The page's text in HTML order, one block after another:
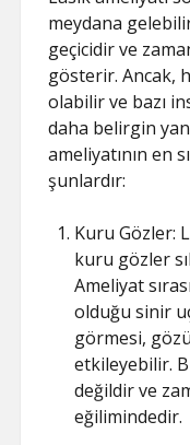
meydana
geçicidir ve
gösterir. Ancak,
olabilir ve bazı
daha belirgin
ameliyatının en
şunlardır:
Kuru Gözler:
kuru gözler
Ameliyat
olduğu sinir
görmesi,
etkileyebilir.
değildir ve
eğilimindedir.